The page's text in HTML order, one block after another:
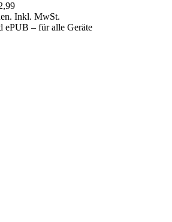
Inkl. MwSt.
ePUB – für alle Geräte